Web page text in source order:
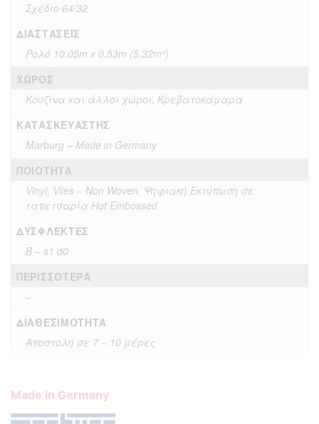
Σχέδιο 64/32
ΔΙΑΣΤΆΣΕΙΣ
Ρολό 10.05m x 0.53m (5.32m²)
ΧΏΡΟΣ
Κουζίνα και άλλοι χώροι, Κρεβατοκάμαρα
ΚΑΤΑΣΚΕΥΑΣΤΉΣ
Marburg – Made in Germany
ΠΟΙΌΤΗΤΑ
Vinyl, Vlies – Non Woven, Ψηφιακή Εκτύπωση σε
ταπετσαρία Hot Embossed
ΔΎΣΦΛΕΚΤΕΣ
B – s1 d0
ΠΕΡΙΣΣΌΤΕΡΑ
–
ΔΙΑΘΕΣΙΜΌΤΗΤΑ
Αποστολή σε 7 – 10 μέρες
Made in Germany